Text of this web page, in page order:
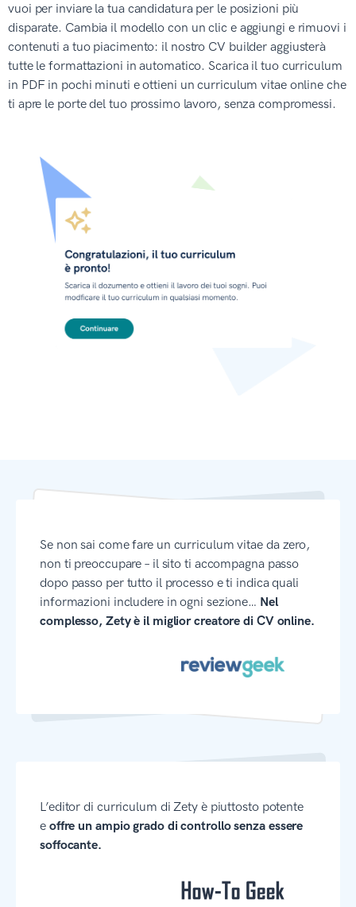
vuoi per inviare la tua candidatura per le posizioni più
disparate. Cambia il modello con un clic e aggiungi e rimuovi i
contenuti a tuo piacimento: il nostro CV builder aggiusterà
tutte le formattazioni in automatico. Scarica il tuo curriculum
in PDF in pochi minuti e ottieni un curriculum vitae online che
ti apre le porte del tuo prossimo lavoro, senza compromessi.
Se non sai come fare un curriculum vitae da zero,
non ti preoccupare – il sito ti accompagna passo
dopo passo per tutto il processo e ti indica quali
informazioni includere in ogni sezione… Nel
complesso, Zety è il miglior creatore di CV online.
L’editor di curriculum di Zety è piuttosto potente
e offre un ampio grado di controllo senza essere
soffocante.